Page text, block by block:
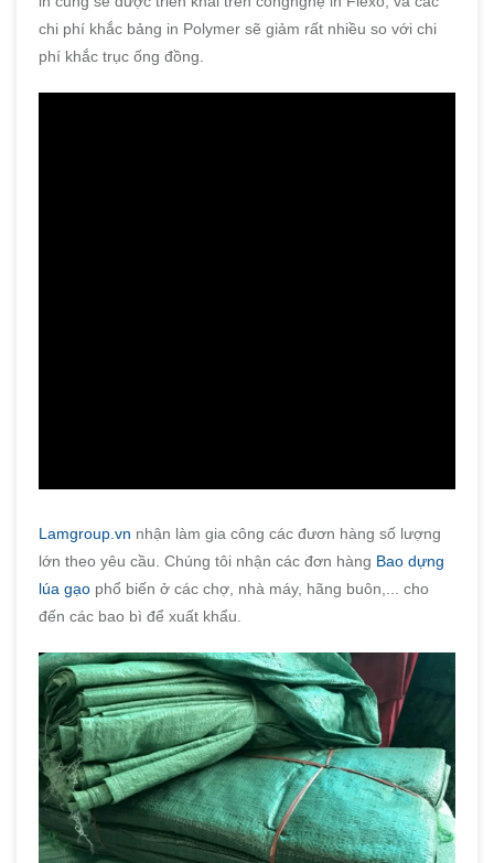
chi phí khắc bảng in Polymer sẽ giảm rất nhiều so với chi
phí khắc trục ống đồng.
Lamgroup.vn nhận làm gia công các đươn hàng số lượng
lớn theo yêu cầu. Chúng tôi nhận các đơn hàng Bao dựng
lúa gạo phổ biến ở các chợ, nhà máy, hãng buôn,... cho
đến các bao bì để xuất khẩu.